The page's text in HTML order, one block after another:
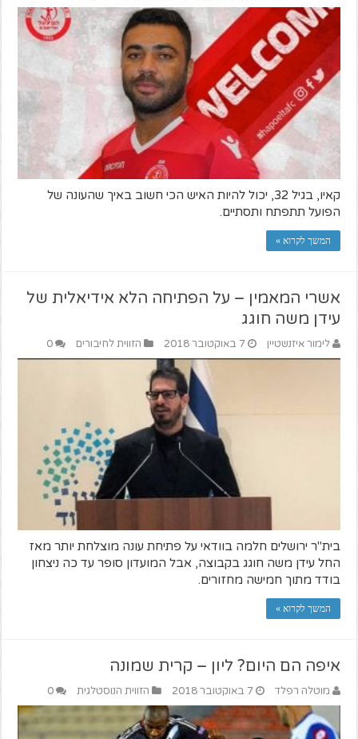
קאיו, בגיל 32, יכול להיות האיש הכי חשוב באיך שהעונה של
הפועל תתפתח ותסתיים.
המשך לקרוא »
אשרי המאמין – על הפתיחה הלא אידיאלית של
עידן משה חוגג
לימור איזנשטיין 7 באוקטובר 2018 הזווית לחיבורים 0
בית"ר ירושלים חלמה בוודאי על פתיחת עונה מוצלחת יותר מאז
החל עידן משה חוגג בקבוצה, אבל המועדון סופר עד כה ניצחון
בודד מתוך חמישה מחזורים.
המשך לקרוא »
איפה הם היום? ליון – קרית שמונה
מוטלה רפלד 7 באוקטובר 2018 הזווית הנוסטלגית 0